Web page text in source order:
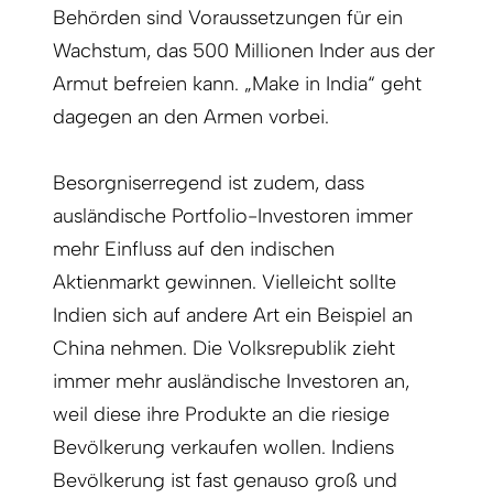
Behörden sind Voraussetzungen für ein
Wachstum, das 500 Millionen Inder aus der
Armut befreien kann. „Make in India“ geht
dagegen an den Armen vorbei.
Besorgniserregend ist zudem, dass
ausländische Portfolio-Investoren immer
mehr Einfluss auf den indischen
Aktienmarkt gewinnen. Vielleicht sollte
Indien sich auf andere Art ein Beispiel an
China nehmen. Die Volksrepublik zieht
immer mehr ausländische Investoren an,
weil diese ihre Produkte an die riesige
Bevölkerung verkaufen wollen. Indiens
Bevölkerung ist fast genauso groß und